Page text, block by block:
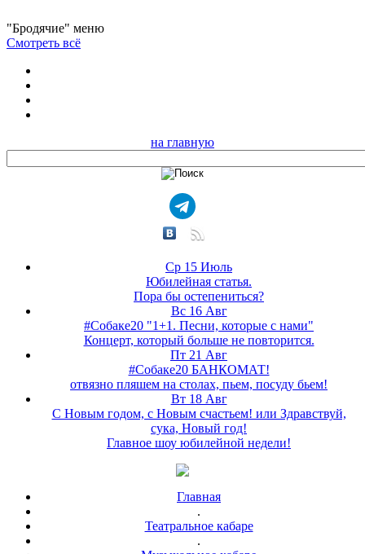
"Бродячие" меню
Смотреть всё
на главную
Ср 15 Июль
Юбилейная статья.
Пора бы остепениться?
Вс 16 Авг
#Собаке20 "1+1. Песни, которые с нами"
Концерт, который больше не повторится.
Пт 21 Авг
#Собаке20 БАНКОМАТ!
отвязно пляшем на столах, пьем, посуду бьем!
Вт 18 Авг
С Новым годом, с Новым счастьем! или Здравствуй,
сука, Новый год!
Главное шоу юбилейной недели!
Главная
.
Театральное кабаре
.